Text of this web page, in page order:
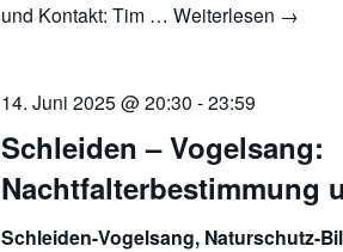
und Kontakt: Tim …Weiterlesen →
Schleiden – Vogelsang:
Nachtfalterbestimmung
14. Juni 2025 @ 20:30 -23:59
Schleiden-Vogelsang, Naturschutz-